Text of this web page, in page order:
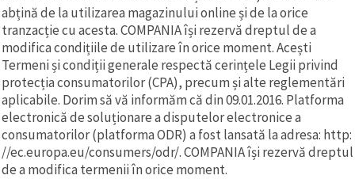
în setări
selectând
un tip de
cookie -uri
dat și
făcând clic
pe butonul
"Salvați"
Аcceptati
toate!
abțină de la utilizarea magazinului online și de la orice
tranzacție cu acesta. COMPANIA își rezervă dreptul de a
modifica condițiile de utilizare în orice moment. Acești
Termeni și condiții generale respectă cerințele Legii privind
protecția consumatorilor (CPA), precum și alte reglementări
aplicabile. Dorim să vă informăm că din 09.01.2016. Platforma
electronică de soluționare a disputelor electronice a
consumatorilor (platforma ODR) a fost lansată la adresa: http:
//ec.europa.eu/consumers/odr/. COMPANIA își rezervă dreptul
de a modifica termenii în orice moment.